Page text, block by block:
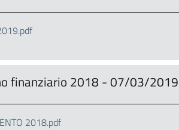
finanziario 2018 - 07/03/2019
2018.pdf